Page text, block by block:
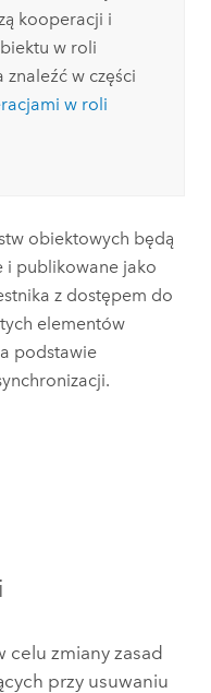
kooperacji i
w roli
w części
w roli
obiektowych będą
i publikowane jako
z dostępem do
elementów
podstawie
celu zmiany zasad
przy usuwaniu